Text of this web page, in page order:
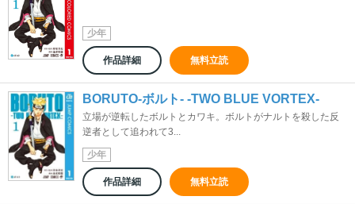
少年
作品詳細 無料立読
BORUTO-ボルト- -TWO BLUE VORTEX-
立場が逆転したボルトとカワキ。ボルトがナルトを殺した反
逆者として追われて3...
少年
作品詳細 無料立読